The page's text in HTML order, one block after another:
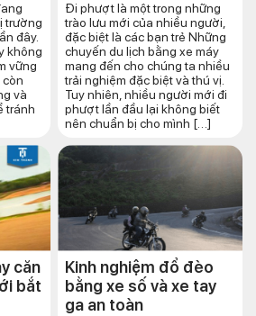
trường
đây.
không
vững
còn
và
tránh
Đi phượt là một trong những
trào lưu mới của nhiều người,
đặc biệt là các bạn trẻ Những
chuyến du lịch bằng xe máy
mang đến cho chúng ta nhiều
trải nghiệm đặc biệt và thú vị.
Tuy nhiên, nhiều người mới đi
phượt lần đầu lại không biết
nên chuẩn bị cho mình […]
căn
bắt
Kinh nghiệm đổ đèo
bằng xe số và xe tay
ga an toàn